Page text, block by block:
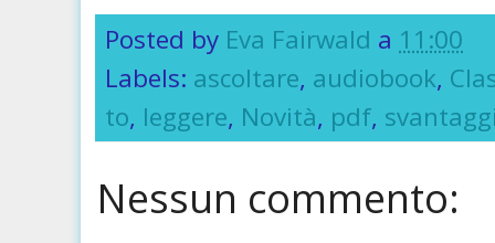
Posted by Eva Fairwald a 11:00
Labels: ascoltare, audiobook,
to, leggere, Novità, pdf,
Nessun commento: